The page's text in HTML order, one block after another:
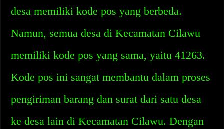
desa memiliki kode pos yang berbeda.
Namun, semua desa di Kecamatan Cilawu
memiliki kode pos yang sama, yaitu 41263.
Kode pos ini sangat membantu dalam proses
pengiriman barang dan surat dari satu desa
ke desa lain di Kecamatan Cilawu. Dengan